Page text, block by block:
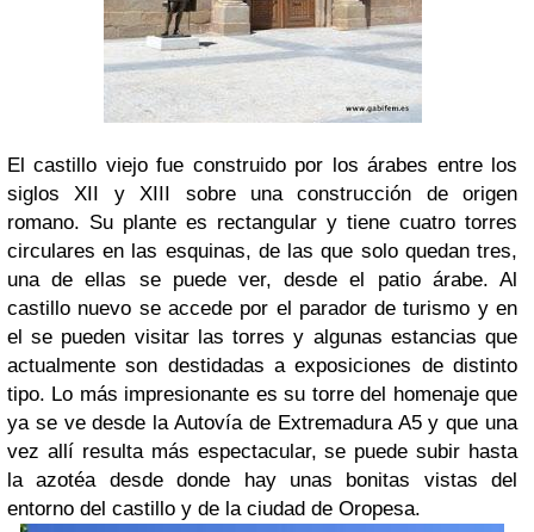
El castillo viejo fue construido por los árabes entre los
siglos XII y XIII sobre una construcción de origen
romano. Su plante es rectangular y tiene cuatro torres
circulares en las esquinas, de las que solo quedan tres,
una de ellas se puede ver, desde el patio árabe. Al
castillo nuevo se accede por el parador de turismo y en
el se pueden visitar las torres y algunas estancias que
actualmente son destidadas a exposiciones de distinto
tipo. Lo más impresionante es su torre del homenaje que
ya se ve desde la Autovía de Extremadura A5 y que una
vez allí resulta más espectacular, se puede subir hasta
la azotéa desde donde hay unas bonitas vistas del
entorno del castillo y de la ciudad de Oropesa.